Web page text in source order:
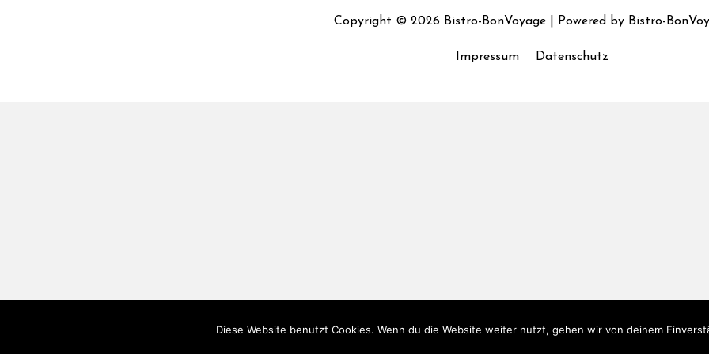
Copyright © 2026 Bistro-BonVoyage| Powered by Bistro-
Impressum Datenschutz
Diese Website benutzt Cookies. Wenn du die Website weiter nutzt, gehen wir von deinem